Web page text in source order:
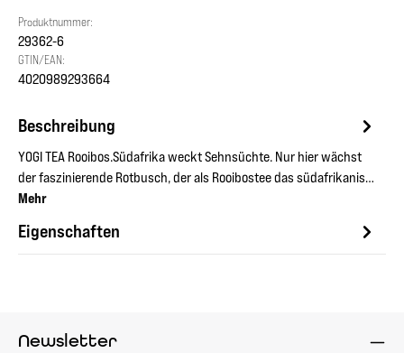
Produktnummer:
29362-6
GTIN/EAN:
4020989293664
Beschreibung
YOGI TEA Rooibos.Südafrika weckt Sehnsüchte. Nur hier wächst
der faszinierende Rotbusch, der als Rooibostee das südafrikanis…
Mehr
Eigenschaften
Newsletter